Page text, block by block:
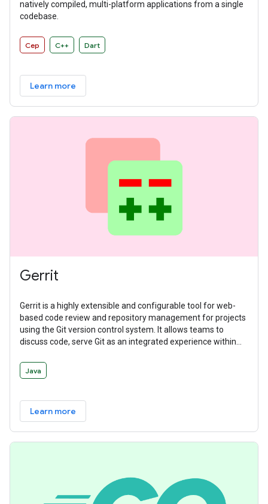
natively compiled, multi-platform applications from a single
codebase.
Cep C++ Dart
Learn more
Gerrit
Gerrit is a highly extensible and configurable tool for web-
based code review and repository management for projects
using the Git version control system. It allows teams to
discuss code, serve Git as an integrated experience within
deeply integrated and delegatable access controls.
Java
Learn more